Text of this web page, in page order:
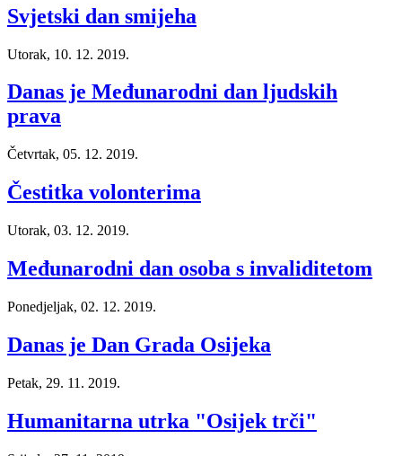
Svjetski dan smijeha
Utorak, 10. 12. 2019.
Danas je Međunarodni dan ljudskih
prava
Četvrtak, 05. 12. 2019.
Čestitka volonterima
Utorak, 03. 12. 2019.
Međunarodni dan osoba s invaliditetom
Ponedjeljak, 02. 12. 2019.
Danas je Dan Grada Osijeka
Petak, 29. 11. 2019.
Humanitarna utrka "Osijek trči"